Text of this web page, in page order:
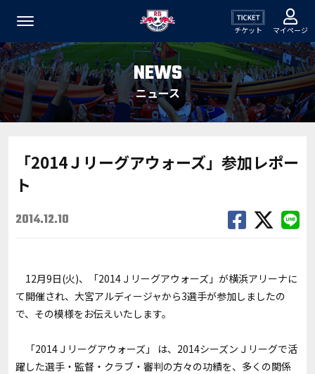
チケット マイページ
NEWS
ニュース
「2014Ｊリーグアウォーズ」参加レポー
ト
2014.12.10
12月9日(火)、「2014Ｊリーグアウォーズ」が横浜アリーナに
て開催され、大宮アルディージャから3選手が参加しましたの
で、その模様をお伝えいたします。
「2014Ｊリーグアウォーズ」 は、2014シーズンＪリーグで活
躍した選手・監督・クラブ・審判の方々の功績を、多くの関係